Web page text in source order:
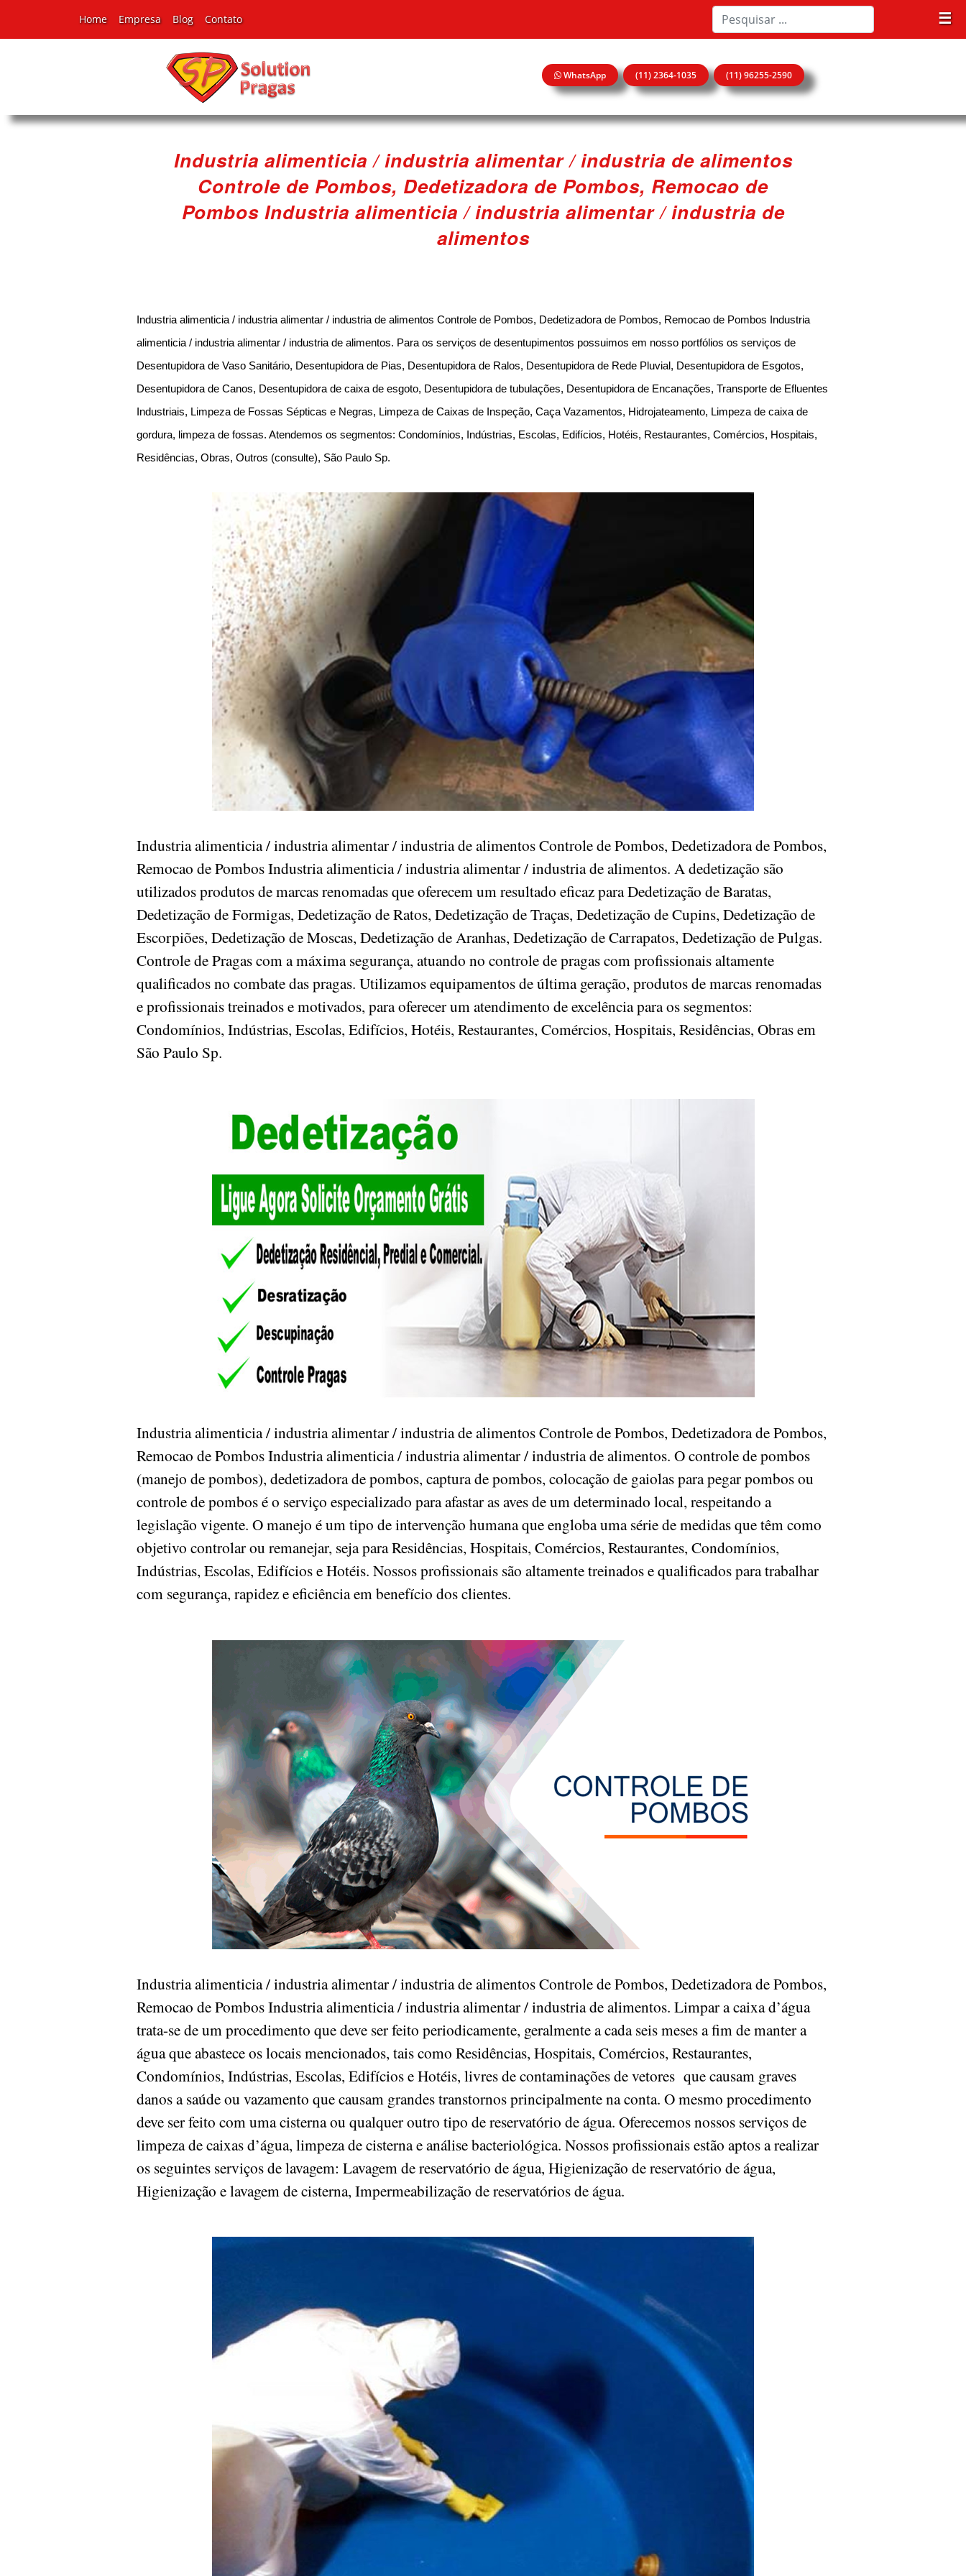
☰
Home Empresa Blog Contato
WhatsApp (11) 2364-1035 (11) 96255-2590
Industria alimenticia / industria alimentar / industria de alimentos
Controle de Pombos, Dedetizadora de Pombos, Remocao de
Pombos Industria alimenticia / industria alimentar / industria de
alimentos
Industria alimenticia / industria alimentar / industria de alimentos Controle de Pombos, Dedetizadora de Pombos, Remocao de Pombos Industria
alimenticia / industria alimentar / industria de alimentos. Para os serviços de desentupimentos possuimos em nosso portfólios os serviços de
Desentupidora de Vaso Sanitário, Desentupidora de Pias, Desentupidora de Ralos, Desentupidora de Rede Pluvial, Desentupidora de Esgotos,
Desentupidora de Canos, Desentupidora de caixa de esgoto, Desentupidora de tubulações, Desentupidora de Encanações, Transporte de Efluentes
Industriais, Limpeza de Fossas Sépticas e Negras, Limpeza de Caixas de Inspeção, Caça Vazamentos, Hidrojateamento, Limpeza de caixa de
gordura, limpeza de fossas. Atendemos os segmentos: Condomínios, Indústrias, Escolas, Edifícios, Hotéis, Restaurantes, Comércios, Hospitais,
Residências, Obras, Outros (consulte), São Paulo Sp.
Industria alimenticia / industria alimentar / industria de alimentos Controle de Pombos, Dedetizadora de Pombos,
Remocao de Pombos Industria alimenticia / industria alimentar / industria de alimentos. A dedetização são
utilizados produtos de marcas renomadas que oferecem um resultado eficaz para Dedetização de Baratas,
Dedetização de Formigas, Dedetização de Ratos, Dedetização de Traças, Dedetização de Cupins, Dedetização de
Escorpiões, Dedetização de Moscas, Dedetização de Aranhas, Dedetização de Carrapatos, Dedetização de Pulgas.
Controle de Pragas com a máxima segurança, atuando no controle de pragas com profissionais altamente
qualificados no combate das pragas. Utilizamos equipamentos de última geração, produtos de marcas renomadas
e profissionais treinados e motivados, para oferecer um atendimento de excelência para os segmentos:
Condomínios, Indústrias, Escolas, Edifícios, Hotéis, Restaurantes, Comércios, Hospitais, Residências, Obras em
São Paulo Sp.
Industria alimenticia / industria alimentar / industria de alimentos Controle de Pombos, Dedetizadora de Pombos,
Remocao de Pombos Industria alimenticia / industria alimentar / industria de alimentos. O controle de pombos
(manejo de pombos), dedetizadora de pombos, captura de pombos, colocação de gaiolas para pegar pombos ou
controle de pombos é o serviço especializado para afastar as aves de um determinado local, respeitando a
legislação vigente. O manejo é um tipo de intervenção humana que engloba uma série de medidas que têm como
objetivo controlar ou remanejar, seja para Residências, Hospitais, Comércios, Restaurantes, Condomínios,
Indústrias, Escolas, Edifícios e Hotéis. Nossos profissionais são altamente treinados e qualificados para trabalhar
com segurança, rapidez e eficiência em benefício dos clientes.
Industria alimenticia / industria alimentar / industria de alimentos Controle de Pombos, Dedetizadora de Pombos,
Remocao de Pombos Industria alimenticia / industria alimentar / industria de alimentos. Limpar a caixa d’água
trata-se de um procedimento que deve ser feito periodicamente, geralmente a cada seis meses a fim de manter a
água que abastece os locais mencionados, tais como Residências, Hospitais, Comércios, Restaurantes,
Condomínios, Indústrias, Escolas, Edifícios e Hotéis, livres de contaminações de vetores que causam graves
danos a saúde ou vazamento que causam grandes transtornos principalmente na conta. O mesmo procedimento
deve ser feito com uma cisterna ou qualquer outro tipo de reservatório de água. Oferecemos nossos serviços de
limpeza de caixas d’água, limpeza de cisterna e análise bacteriológica. Nossos profissionais estão aptos a realizar
os seguintes serviços de lavagem: Lavagem de reservatório de água, Higienização de reservatório de água,
Higienização e lavagem de cisterna, Impermeabilização de reservatórios de água.